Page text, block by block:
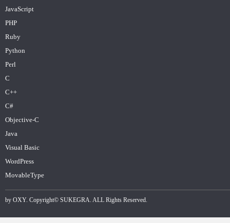
JavaScript
PHP
Ruby
Python
Perl
C
C++
C#
Objective-C
Java
Visual Basic
WordPress
MovableType
by OXY. Copyright© SUKEGRA . ALL Rights Reserved.